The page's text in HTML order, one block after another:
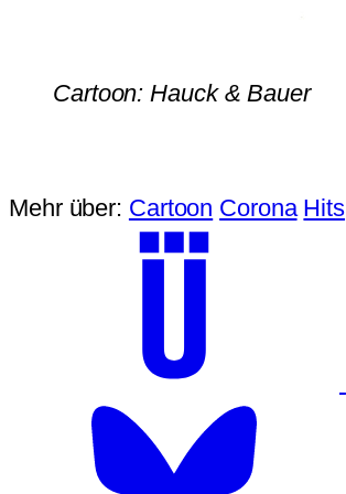
Cartoon: Hauck & Bauer
Mehr über: Cartoon Corona Hits